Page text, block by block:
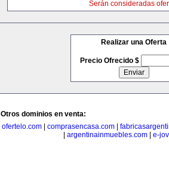
Serán consideradas
Realizar una Oferta
Precio Ofrecido $
Otros dominios en venta:
ofertelo.com| comprasencasa.com|
argentinainmuebles.com e-